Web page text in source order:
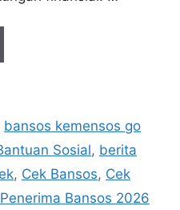
bansos kemensos go
Sosial, berita
, Cek Bansos, Cek
Bansos 2026